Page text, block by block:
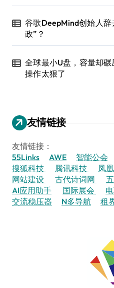
谷歌DeepMind创始人辞
政”？
全球最小U盘，容量却
操作太狠了
友情链接
友情链接：
55Links
AWE 智能公会
搜狐科技
腾讯科技 凤
网站建设
古代诗词网
AI应用助手
国际展会
交流稳压器
N多导航 租